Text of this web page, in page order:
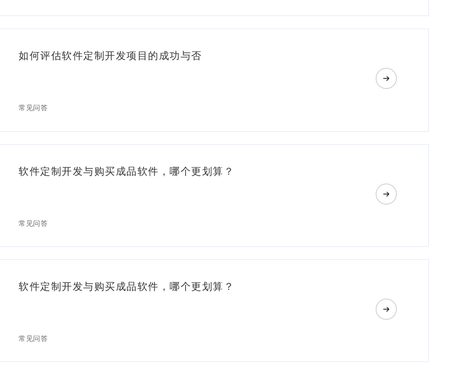
如何评估软件定制开发项目的成功与否
常见问答
软件定制开发与购买成品软件，哪个更划算？
常见问答
软件定制开发与购买成品软件，哪个更划算？
常见问答